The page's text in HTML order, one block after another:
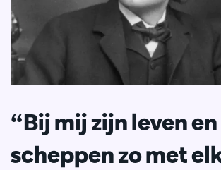
“Bij mij zijn leven en
scheppen zo met